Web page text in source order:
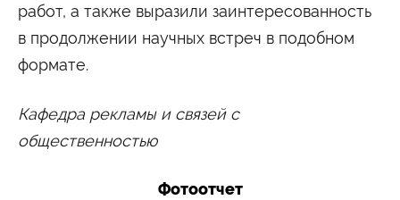
работ, а также выразили заинтересованность
в продолжении научных встреч в подобном
формате.
Кафедра рекламы и связей с
общественностью
Фотоотчет